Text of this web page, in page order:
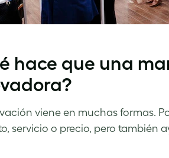
hace que una
viene en muchas formas.
servicio o precio, pero también